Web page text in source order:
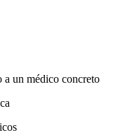
a un médico concreto